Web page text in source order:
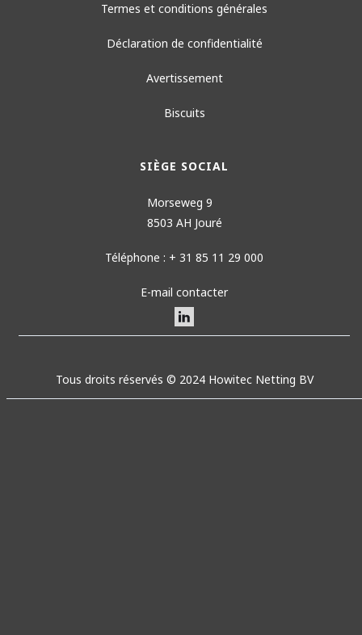
Termes et conditions générales
Déclaration de confidentialité
Avertissement
Biscuits
SIÈGE SOCIAL
Morseweg 9
8503 AH Jouré
Téléphone : + 31 85 11 29 000
E-mail contacter
Tous droits réservés © 2024 Howitec Netting BV